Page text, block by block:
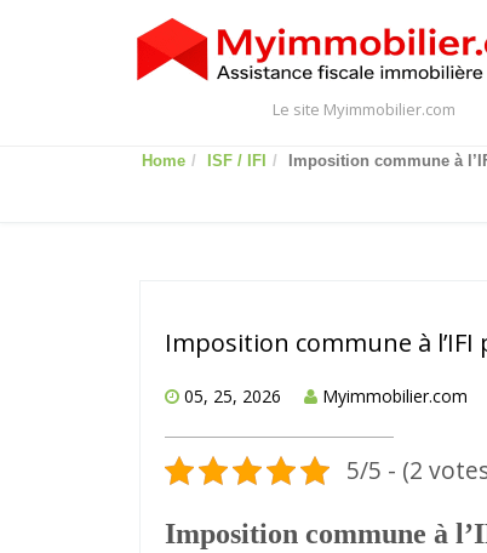
Le site Myimmobilier.com
Home ISF / IFI Imposition commune à
Imposition commune à
05, 25, 2026 Myimmobilier.com
5/5 - (2
Imposition commune à